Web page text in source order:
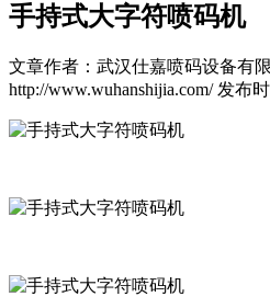
手持式大字符喷码机
文章作者：武汉仕嘉喷码设备有
http://www.wuhanshijia.com/ 发布